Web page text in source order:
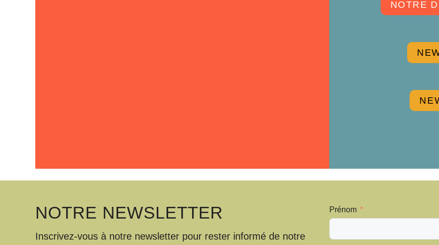
NOTRE
NOTRE NEWSLETTER
Inscrivez-vous à notre newsletter pour rester informé de notre
Prénom